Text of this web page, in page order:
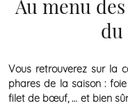
Au menu
du
Vous retrouverez sur la
phares de la saison :
filet de bœuf, … et bien